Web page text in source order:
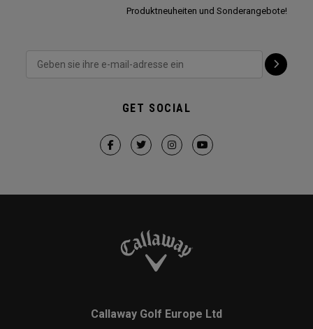
Produktneuheiten und Sonderangebote!
GET SOCIAL
Callaway Golf Europe Ltd